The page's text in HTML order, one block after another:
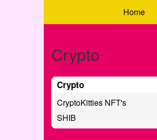
Home
Crypto
Crypto
CryptoKitties NFT's
SHIB